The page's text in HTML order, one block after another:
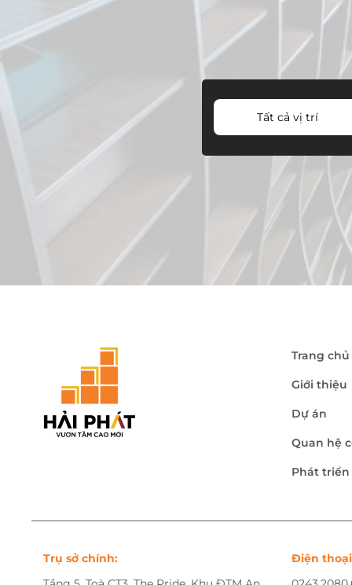
Tất cả vị trí
Trang chủ
Giới thiệu
Dự án
Quan hệ
Phát
Trụ sở chính:
Điện